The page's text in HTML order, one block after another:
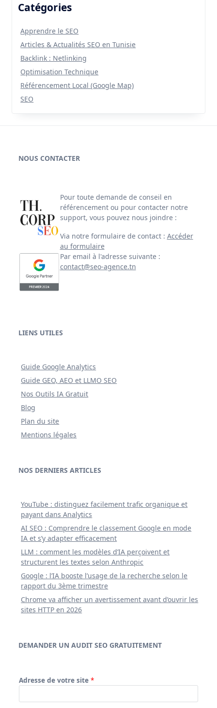
Catégories
Apprendre le SEO
Articles & Actualités SEO en Tunisie
Backlink : Netlinking
Optimisation Technique
Référencement Local (Google Map)
SEO
NOUS CONTACTER
Pour toute demande de conseil en
référencement ou pour contacter notre
support, vous pouvez nous joindre :
Via notre formulaire de contact : Accéder
au formulaire
Par email à l'adresse suivante :
contact@seo-agence.tn
LIENS UTILES
Guide Google Analytics
Guide GEO, AEO et LLMO SEO
Nos Outils IA Gratuit
Blog
Plan du site
Mentions légales
NOS DERNIERS ARTICLES
YouTube : distinguez facilement trafic organique et
payant dans Analytics
AI SEO : Comprendre le classement Google en mode
IA et s’y adapter efficacement
LLM : comment les modèles d’IA perçoivent et
structurent les textes selon Anthropic
Google : l’IA booste l’usage de la recherche selon le
rapport du 3ème trimestre
Chrome va afficher un avertissement avant d’ouvrir les
sites HTTP en 2026
DEMANDER UN AUDIT SEO GRATUITEMENT
Adresse de votre site *